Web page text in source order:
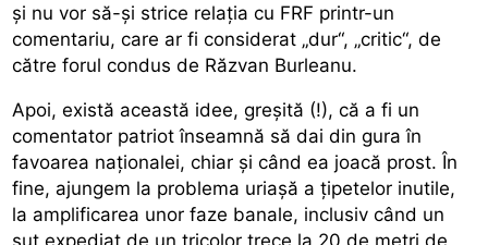
și nu vor să-și strice relația cu FRF printr-un
comentariu, care ar fi considerat „dur“, „critic“, de
către forul condus de Răzvan Burleanu.
Apoi, există această idee, greșită (!), că a fi un
comentator patriot înseamnă să dai din gura în
favoarea naționalei, chiar și când ea joacă prost. În
fine, ajungem la problema uriașă a țipetelor inutile,
la amplificarea unor faze banale, inclusiv când un
șut expediat de un tricolor trece la 20 de metri de